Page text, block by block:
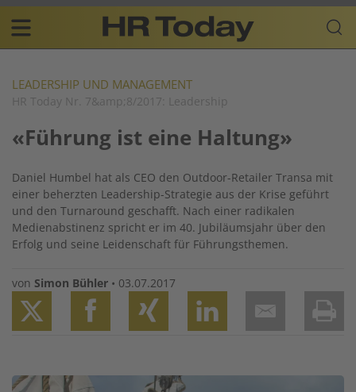
Skip
content
Plattform
für
Resources
navigation
DE
LEADERSHIP UND MANAGEMENT
HR Today Nr. 7&amp;8/2017: Leadership
«Führung ist eine Haltung»
Daniel Humbel hat als CEO den Outdoor-Retailer Transa mit
einer beherzten Leadership-Strategie aus der Krise geführt
und den Turnaround geschafft. Nach einer radikalen
Medienabstinenz spricht er im 40. Jubiläumsjahr über den
Erfolg und seine Leidenschaft für Führungsthemen.
von Simon Bühler • 03.07.2017
Image